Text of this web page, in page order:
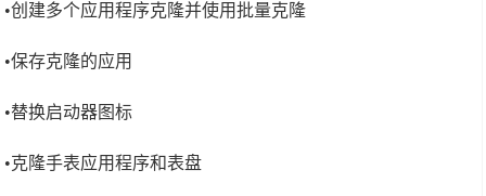
•创建多个应用程序克隆并使用批量克隆
•保存克隆的应用
•替换启动器图标
•克隆手表应用程序和表盘